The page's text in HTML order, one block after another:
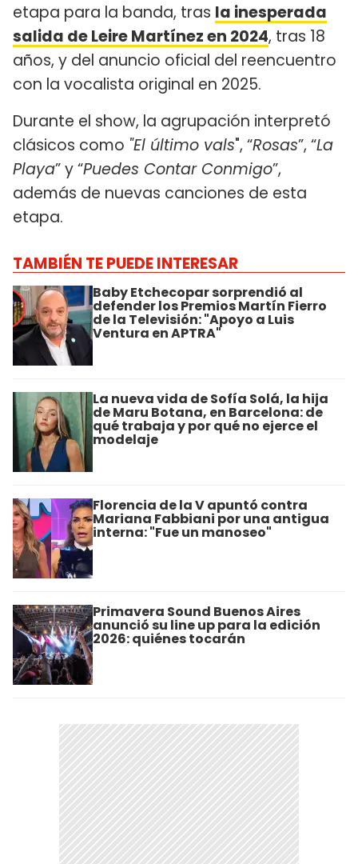
etapa para la banda, tras la inesperada
salida de Leire Martínez en 2024, tras 18
años, y del anuncio oficial del reencuentro
con la vocalista original en 2025.
Durante el show, la agrupación interpretó
clásicos como "El último vals", “Rosas”, “La
Playa” y “Puedes Contar Conmigo”,
además de nuevas canciones de esta
etapa.
TAMBIÉN TE PUEDE INTERESAR
Baby Etchecopar sorprendió al
defender los Premios Martín Fierro
de la Televisión: "Apoyo a Luis
Ventura en APTRA"
La nueva vida de Sofía Solá, la hija
de Maru Botana, en Barcelona: de
qué trabaja y por qué no ejerce el
modelaje
Florencia de la V apuntó contra
Mariana Fabbiani por una antigua
interna: "Fue un manoseo"
Primavera Sound Buenos Aires
anunció su line up para la edición
2026: quiénes tocarán